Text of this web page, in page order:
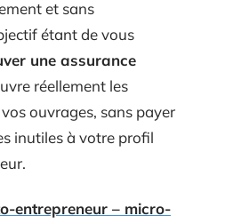
et sans
étant de vous
une assurance
réellement les
ouvrages, sans payer
inutiles à votre profil
entrepreneur – micro-